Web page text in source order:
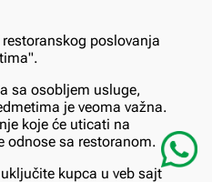
poslovanja
sa osobljem usluge,
je veoma važna.
koje će uticati na
odnose sa restoranom.
kupca u veb sajt